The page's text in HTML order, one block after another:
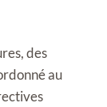
des
au